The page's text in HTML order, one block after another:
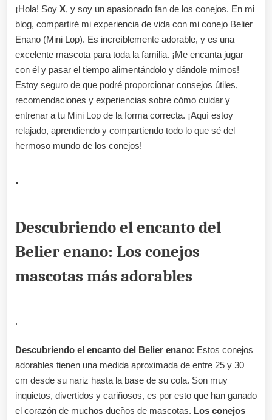
¡Hola! Soy X, y soy un apasionado fan de los conejos. En mi
blog, compartiré mi experiencia de vida con mi conejo Belier
Enano (Mini Lop). Es increíblemente adorable, y es una
excelente mascota para toda la familia. ¡Me encanta jugar
con él y pasar el tiempo alimentándolo y dándole mimos!
Estoy seguro de que podré proporcionar consejos útiles,
recomendaciones y experiencias sobre cómo cuidar y
entrenar a tu Mini Lop de la forma correcta. ¡Aquí estoy
relajado, aprendiendo y compartiendo todo lo que sé del
hermoso mundo de los conejos!
.
Descubriendo el encanto del
Belier enano: Los conejos
mascotas más adorables
.
Descubriendo el encanto del Belier enano: Estos conejos
adorables tienen una medida aproximada de entre 25 y 30
cm desde su nariz hasta la base de su cola. Son muy
inquietos, divertidos y cariñosos, es por esto que han ganado
el corazón de muchos dueños de mascotas. Los conejos